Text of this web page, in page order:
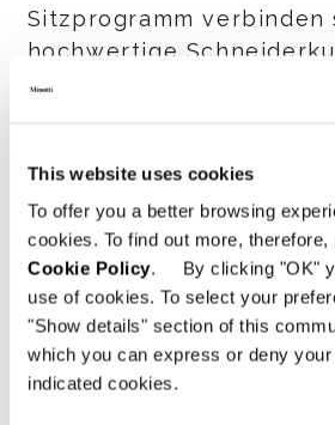
This website uses cookies
To offer you a better browsing
cookies. To find out more,
Cookie Policy. By clicking "OK"
use of cookies. To select your
"Show details" section of this
which you can express or deny
indicated cookies.
Sitzprogramm verbinden
hochwertige
handwerkliches Können,
Den Anfang macht einer
stringenter Sessel ohne
Kostbar wird er durch
diesem Projekt
umfassend das
Marke ist, um selbst in
skulpturalen Sitzmöbeln